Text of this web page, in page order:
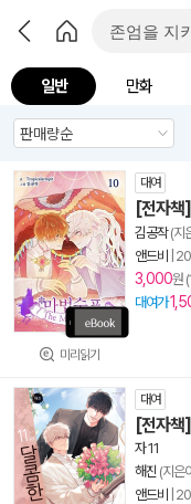
일반 만화
미리읽기
대여
[전자책
김공작(지
앤드비
3,000원
대여가
대여
[전자책
자 11
해진 (지은
앤드비